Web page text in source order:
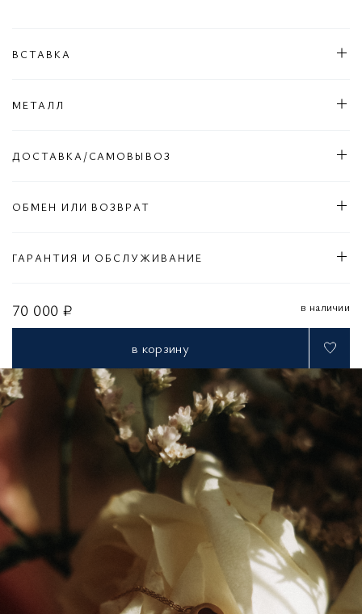
70 000 ₽ в наличии
в корзину
ВСТАВКА
МЕТАЛЛ
ДОСТАВКА/САМОВЫВОЗ
ОБМЕН ИЛИ ВОЗВРАТ
ГАРАНТИЯ И ОБСЛУЖИВАНИЕ